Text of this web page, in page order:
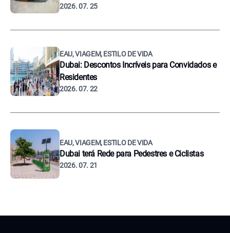
2026. 07. 25
EAU, VIAGEM, ESTILO DE VIDA
Dubai: Descontos Incríveis para Convidados e
Residentes
2026. 07. 22
EAU, VIAGEM, ESTILO DE VIDA
Dubai terá Rede para Pedestres e Ciclistas
2026. 07. 21